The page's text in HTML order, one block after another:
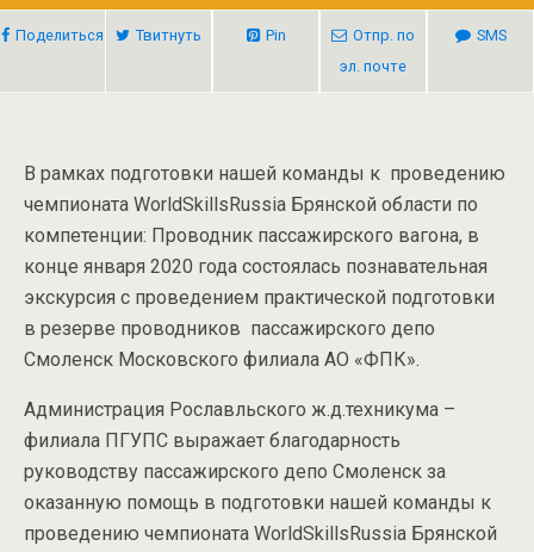
Поделиться Твитнуть Pin
Отпр. по
эл. почте
SMS
В рамках подготовки нашей команды к проведению
чемпионата WorldSkillsRussia Брянской области по
компетенции: Проводник пассажирского вагона, в
конце января 2020 года состоялась познавательная
экскурсия с проведением практической подготовки
в резерве проводников пассажирского депо
Смоленск Московского филиала АО «ФПК».
Администрация Рославльского ж.д.техникума –
филиала ПГУПС выражает благодарность
руководству пассажирского депо Смоленск за
оказанную помощь в подготовки нашей команды к
проведению чемпионата WorldSkillsRussia Брянской